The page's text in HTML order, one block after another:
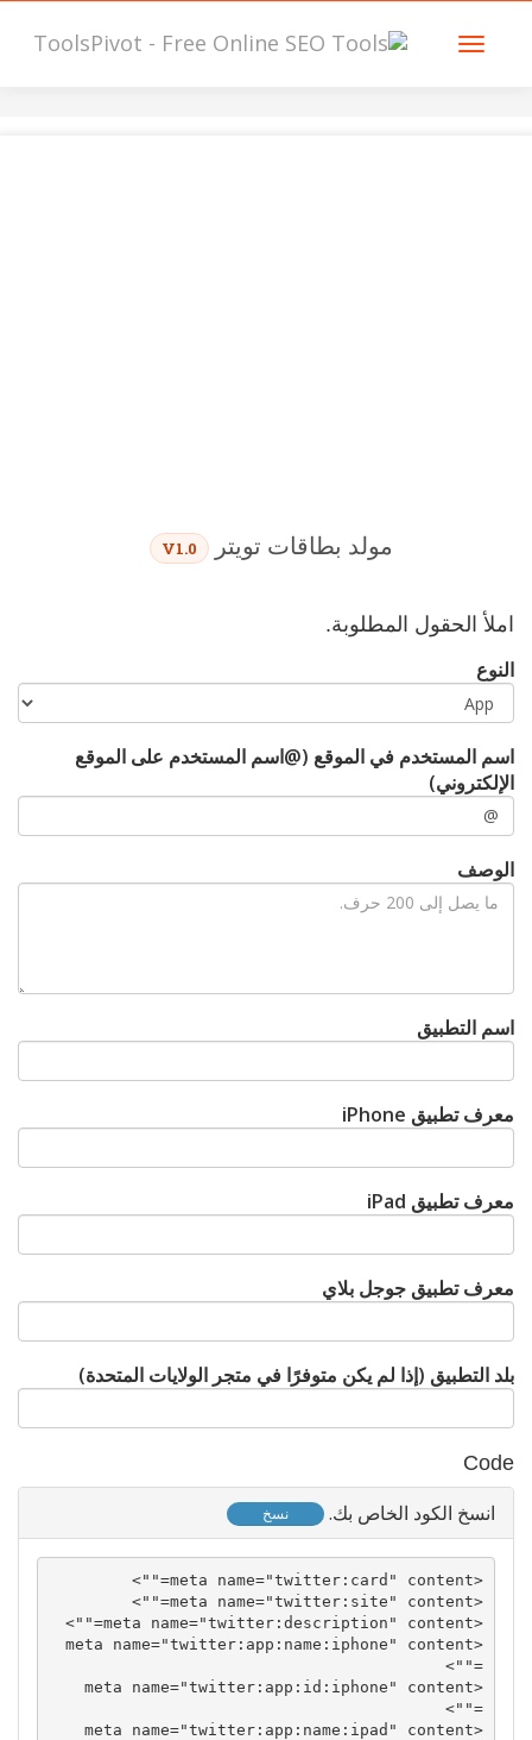
مولد بطاقات تويتر V1.0
املأ الحقول المطلوبة.
النوع
اسم المستخدم في الموقع (@اسم المستخدم على الموقع
الإلكتروني)
الوصف
اسم التطبيق
معرف تطبيق iPhone
معرف تطبيق iPad
معرف تطبيق جوجل بلاي
بلد التطبيق (إذا لم يكن متوفرًا في متجر الولايات المتحدة)
Code
انسخ الكود الخاص بك. نسخ
<meta name="twitter:card" content="
<meta name="twitter:site" content="
<meta name="twitter:description" content="
<meta name="twitter:app:name:iphone" content
="
<meta name="twitter:app:id:iphone" content
="
<meta name="twitter:app:name:ipad" content